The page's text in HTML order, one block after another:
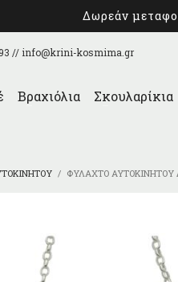
Δωρεάν
// info@krini-kosmima.gr
Βραχιόλια Σκουλαρίκια
ΦΥΛΑΧΤΌ ΑΥΤΟΚΙΝΉΤΟΥ